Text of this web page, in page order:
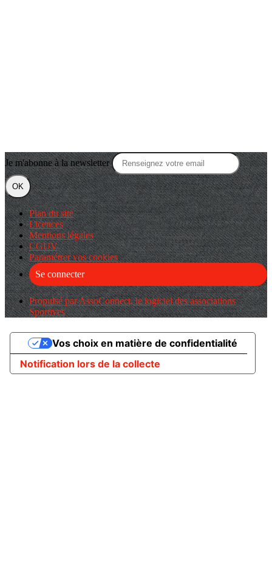
Je m'abonne à la newsletter
OK
Plan du site
Licences
Mentions légales
CGUV
Paramétrer vos cookies
Se connecter
Propulsé par AssoConnect, le logiciel des associations
Sportives
Notification lors de la collecte
Vos choix en matière de confidentialité